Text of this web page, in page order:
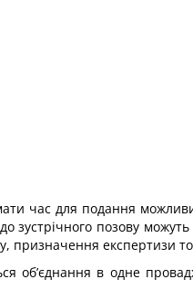
час для подання
зустрічного позову
призначення експертизи
об’єднання в одне